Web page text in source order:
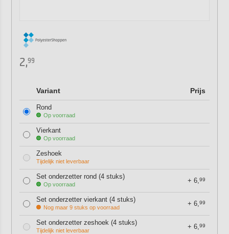
2,99
Variant Prijs
Rond
Op voorraad
Vierkant
Op voorraad
Zeshoek
Tijdelijk niet leverbaar
Set onderzetter rond (4 stuks)
Op voorraad + 6,99
Set onderzetter vierkant (4 stuks)
Nog maar 9 stuks op voorraad + 6,99
Set onderzetter zeshoek (4 stuks)
Tijdelijk niet leverbaar + 6,99